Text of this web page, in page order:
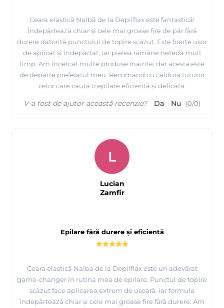
Ceara elastică Nalbă de la Depilflax este fantastică!
Îndepărtează chiar și cele mai groase fire de păr fără
durere datorită punctului de topire scăzut. Este foarte ușor
de aplicat și îndepărtat, iar pielea rămâne netedă mult
timp. Am încercat multe produse înainte, dar acesta este
de departe preferatul meu. Recomand cu căldură tuturor
celor care caută o epilare eficientă și delicată.
V-a fost de ajutor această recenzie? Da Nu (0/0)
Epilare fără durere și eficientă
Ceara elastică Nalba de la Depilflax este un adevărat
game-changer în rutina mea de epilare. Punctul de topire
scăzut face aplicarea extrem de ușoară, iar formula
îndepărtează chiar și cele mai groase fire fără durere. Am
L
Lucian
Zamfir